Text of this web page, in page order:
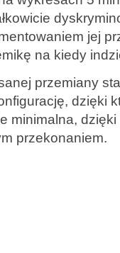
jej
na kiedy
przemiany
dzięki
minimalna,
przekonaniem.